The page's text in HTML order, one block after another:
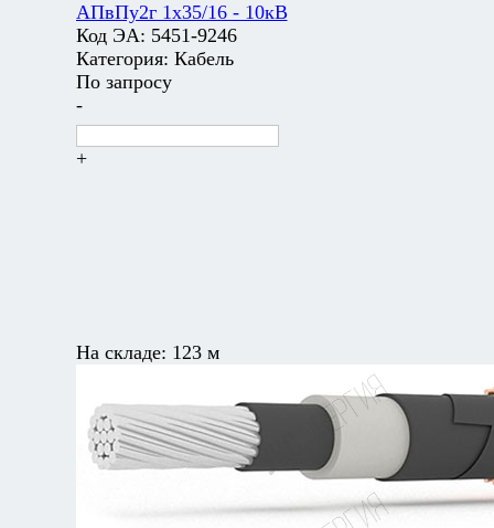
АПвПу2г 1х35/16 - 10кВ
Код ЭА: 5451-9246
Категория: Кабель
По запросу
-
+
На складе: 123 м